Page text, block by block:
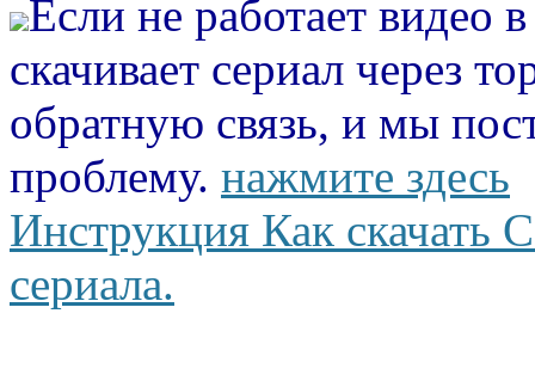
Если не работает видео
скачивает сериал через
обратную связь, и мы
проблему. нажмите здесь
Инструкция Как скачать
сериала.